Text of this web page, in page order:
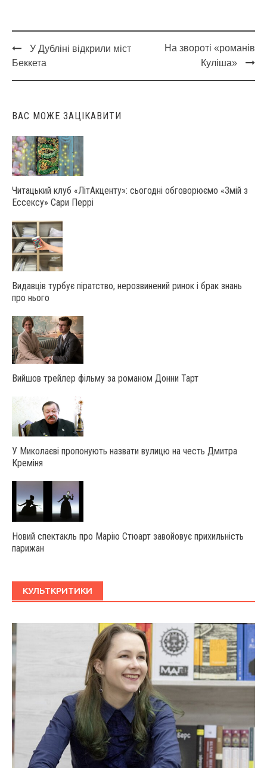
Post
navigation
У Дубліні відкрили міст
Беккета
На звороті «романів
Куліша»
ВАС МОЖЕ ЗАЦІКАВИТИ
Читацький клуб «ЛітАкценту»: сьогодні обговорюємо «Змій з
Ессексу» Сари Перрі
Видавців турбує піратство, нерозвинений ринок і брак знань
про нього
Вийшов трейлер фільму за романом Донни Тарт
У Миколаєві пропонують назвати вулицю на честь Дмитра
Креміня
Новий спектакль про Марію Стюарт завойовує прихильність
парижан
КУЛЬТКРИТИКИ